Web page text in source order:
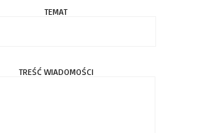
TEMAT
TREŚĆ WIADOMOŚCI